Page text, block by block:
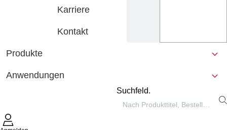
Karriere
Kontakt
Produkte
Anwendungen
Suchfeld.